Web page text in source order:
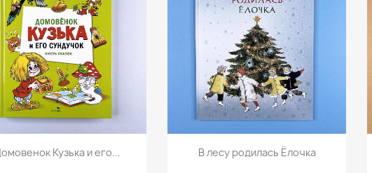
Просмотр
Кузька и его... Просмотр
В лесу родилась Ёлочка